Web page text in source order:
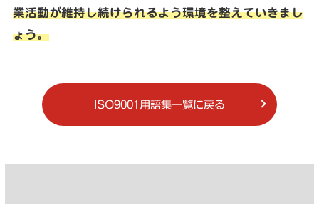
業活動が維持し続けられるよう環境を整えていきまし
ょう。
ISO9001用語集一覧に戻る